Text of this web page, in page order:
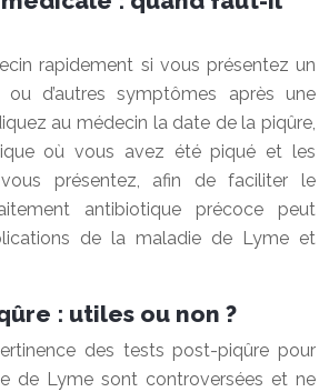
rapidement si vous présentez un
d’autres symptômes après une
au médecin la date de la piqûre,
où vous avez été piqué et les
présentez, afin de faciliter le
antibiotique précoce peut
de la maladie de Lyme et
: utiles ou non ?
des tests post-piqûre pour
de Lyme sont controversées et ne